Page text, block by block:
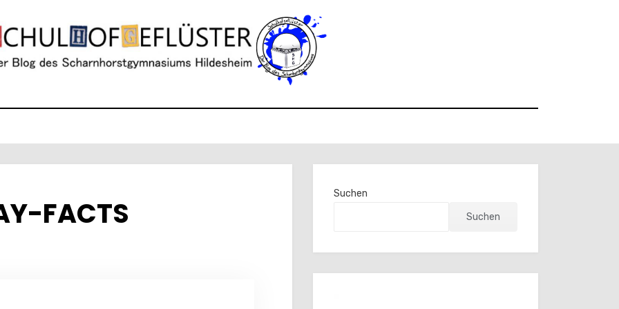
FACTS
Suchen
Suchen